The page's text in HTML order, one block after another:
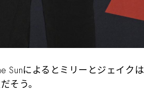
Sunによるとミリーとジェイクは
そう。